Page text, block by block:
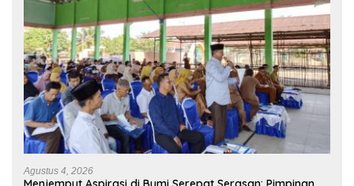
Agustus 4, 2026